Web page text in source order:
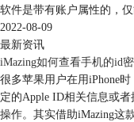
软件是带有账户属性的，
2022-08-09
最新资讯
iMazing如何查看手机的id
很多苹果用户在用iPhone
定的Apple ID相关信息或
操作。其实借助iMazing这